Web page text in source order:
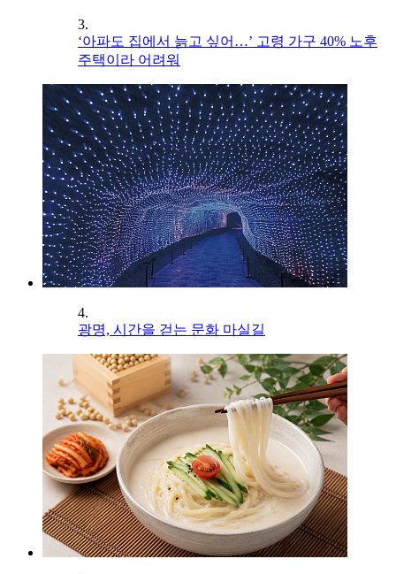
3.
‘아파도 집에서 늙고 싶어…’ 고령 가구 40% 노후
주택이라 어려워
4.
광명, 시간을 걷는 문화 마실길